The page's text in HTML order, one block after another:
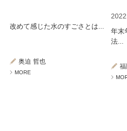
改めて感じた水のすごさとは...
奥迫 哲也
MORE
年末
法...